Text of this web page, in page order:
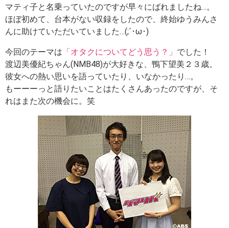
k
マティ子と名乗っていたのですが早々にばれましたね…。
ほぼ初めて、台本がない収録をしたので、終始ゆうみんさ
んに助けていただいていました…(;´･ω･)
今回のテーマは 「オタクについてどう思う？」 でした！
渡辺美優紀ちゃん(NMB48)が大好きな、鴨下望美２３歳。
彼女への熱い思いを語っていたり、いなかったり…。
もーーーっと語りたいことはたくさんあったのですが、そ
れはまた次の機会に。笑